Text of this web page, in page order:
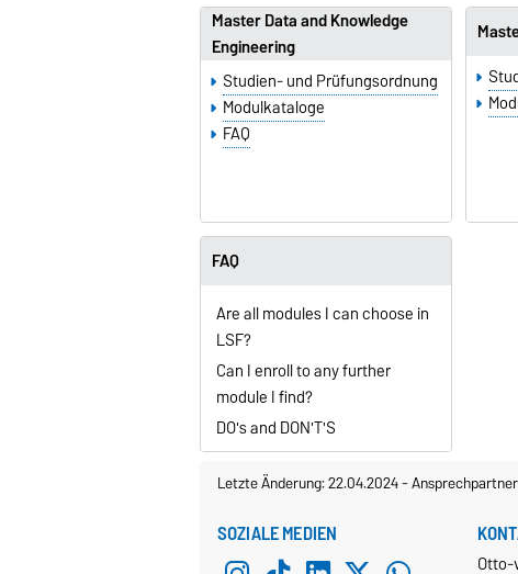
Master Data and Knowledge
Engineering
Studien- und Prüfungsordnung
Modulkataloge
FAQ
FAQ
Are all modules I can choose in
LSF?
Can I enroll to any further
module I find?
DO's and DON'T'S
Letzte Änderung: 22.04.2024-
SOZIALE MEDIEN